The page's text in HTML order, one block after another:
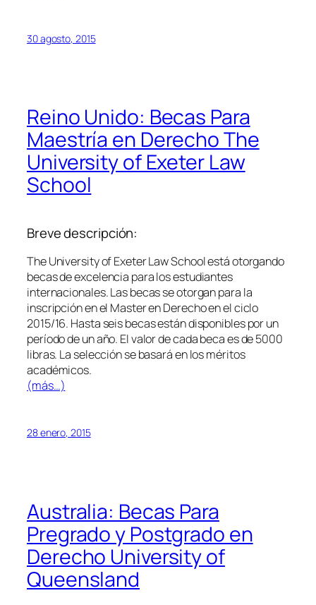
30 agosto, 2015
Reino Unido: Becas Para
Maestría en Derecho The
University of Exeter Law
School
Breve descripción:
The University of Exeter Law School está otorgando
becas de excelencia para los estudiantes
internacionales. Las becas se otorgan para la
inscripción en el Master en Derecho en el ciclo
2015/16. Hasta seis becas están disponibles por un
período de un año. El valor de cada beca es de 5000
libras. La selección se basará en los méritos
académicos.
(más…)
28 enero, 2015
Australia: Becas Para
Pregrado y Postgrado en
Derecho University of
Queensland